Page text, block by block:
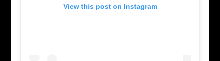
View this post on Instagram